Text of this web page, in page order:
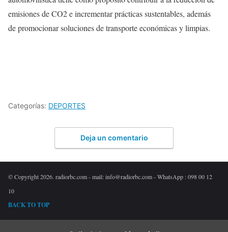
emisiones de CO2 e incrementar prácticas sustentables, además
de promocionar soluciones de transporte económicas y limpias.
Categorías: DEPORTES
Deja un comentario
© Copyright 2026. radiorbc.com - mail: info@radiorbc.com - WhatsApp : 098 00 12
10
BACK TO TOP